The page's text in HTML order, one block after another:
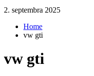
2. septembra 2025
Home
vw gti
vw gti